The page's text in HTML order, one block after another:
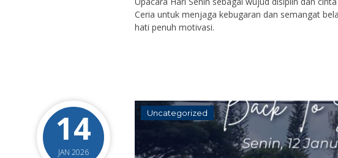
Ceria untuk menjaga kebugaran dan semangat
hati penuh motivasi.
14
JAN 2026
Uncategorized